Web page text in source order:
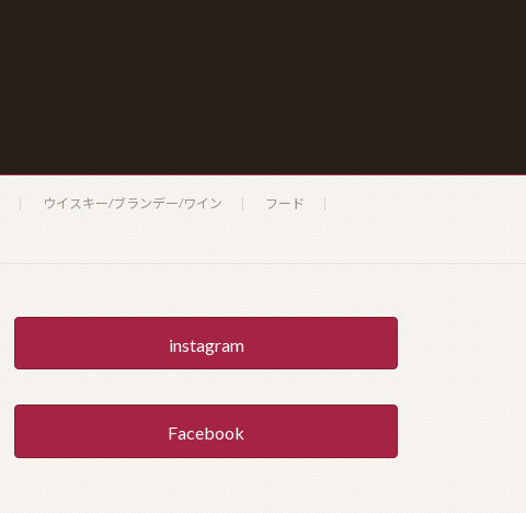
ウイスキー/ブランデー/ワイン
フード
instagram
Facebook